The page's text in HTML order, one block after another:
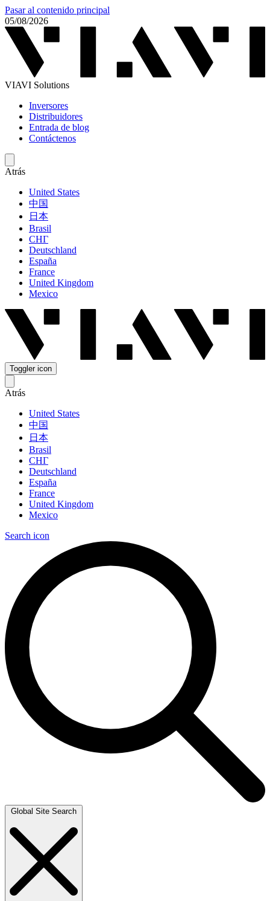
Pasar al contenido principal
05/08/2026
VIAVI Solutions
Inversores
Distribuidores
Entrada de blog
Contáctenos
Atrás
United States
中国
日本
Brasil
СНГ
Deutschland
España
France
United Kingdom
Mexico
Toggler icon
Atrás
United States
中国
日本
Brasil
СНГ
Deutschland
España
France
United Kingdom
Mexico
Search icon
Global Site Search